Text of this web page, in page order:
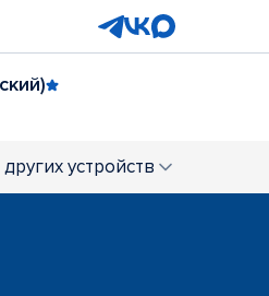
других устройств